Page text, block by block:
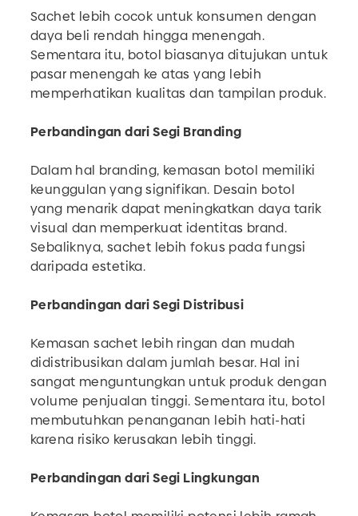
Sachet lebih cocok untuk konsumen dengan
daya beli rendah hingga menengah.
Sementara itu, botol biasanya ditujukan untuk
pasar menengah ke atas yang lebih
memperhatikan kualitas dan tampilan produk.
Perbandingan dari Segi Branding
Dalam hal branding, kemasan botol memiliki
keunggulan yang signifikan. Desain botol
yang menarik dapat meningkatkan daya tarik
visual dan memperkuat identitas brand.
Sebaliknya, sachet lebih fokus pada fungsi
daripada estetika.
Perbandingan dari Segi Distribusi
Kemasan sachet lebih ringan dan mudah
didistribusikan dalam jumlah besar. Hal ini
sangat menguntungkan untuk produk dengan
volume penjualan tinggi. Sementara itu, botol
membutuhkan penanganan lebih hati-hati
karena risiko kerusakan lebih tinggi.
Perbandingan dari Segi Lingkungan